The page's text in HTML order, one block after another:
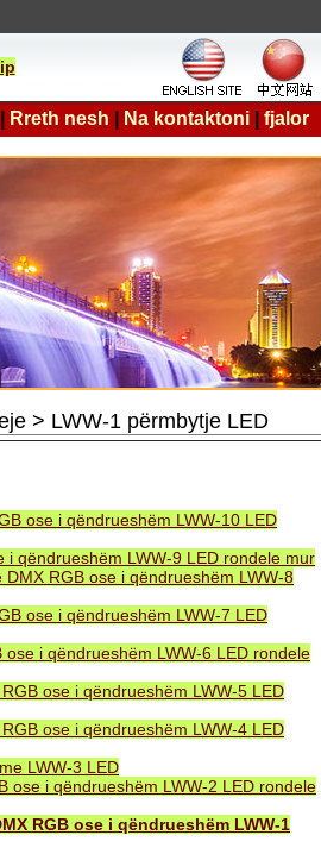
Rreth nesh Na kontaktoni fjalor
> LWW-1 përmbytje LED
ose i qëndrueshëm LWW-10 LED
i qëndrueshëm LWW-9 LED rondele mur
RGB ose i qëndrueshëm LWW-8
ose i qëndrueshëm LWW-7 LED
i qëndrueshëm LWW-6 LED rondele
ose i qëndrueshëm LWW-5 LED
ose i qëndrueshëm LWW-4 LED
LWW-3 LED
ose i qëndrueshëm LWW-2 LED rondele
RGB ose i qëndrueshëm LWW-1